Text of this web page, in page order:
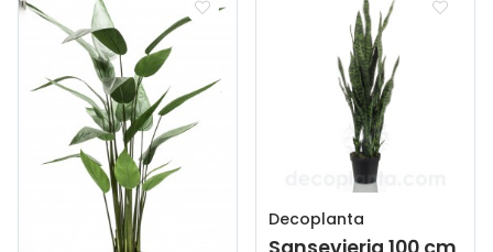
Decoplanta